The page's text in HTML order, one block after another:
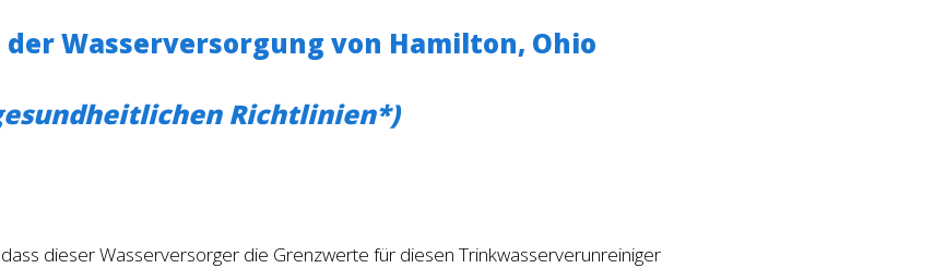
Wasserversorgung von Hamilton, Ohio
Richtlinien*)
dieser Wasserversorger die Grenzwerte für diesen Trinkwasserverunreiniger